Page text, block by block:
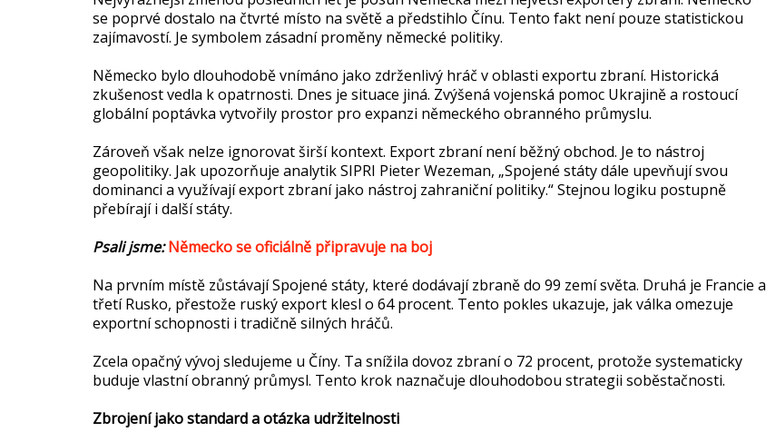
se poprvé dostalo na čtvrté místo na světě a předstihlo Čínu. Tento fakt není pouze statistickou
zajímavostí. Je symbolem zásadní proměny německé politiky.
Německo bylo dlouhodobě vnímáno jako zdrženlivý hráč v oblasti exportu zbraní. Historická
zkušenost vedla k opatrnosti. Dnes je situace jiná. Zvýšená vojenská pomoc Ukrajině a rostoucí
globální poptávka vytvořily prostor pro expanzi německého obranného průmyslu.
Zároveň však nelze ignorovat širší kontext. Export zbraní není běžný obchod. Je to nástroj
geopolitiky. Jak upozorňuje analytik SIPRI Pieter Wezeman, „Spojené státy dále upevňují svou
dominanci a využívají export zbraní jako nástroj zahraniční politiky.“ Stejnou logiku postupně
přebírají i další státy.
Psali jsme:Německo se oficiálně připravuje na boj
Na prvním místě zůstávají Spojené státy, které dodávají zbraně do 99 zemí světa. Druhá je Francie a
třetí Rusko, přestože ruský export klesl o 64 procent. Tento pokles ukazuje, jak válka omezuje
exportní schopnosti i tradičně silných hráčů.
Zcela opačný vývoj sledujeme u Číny. Ta snížila dovoz zbraní o 72 procent, protože systematicky
buduje vlastní obranný průmysl. Tento krok naznačuje dlouhodobou strategii soběstačnosti.
Zbrojení jako standard a otázka udržitelnosti